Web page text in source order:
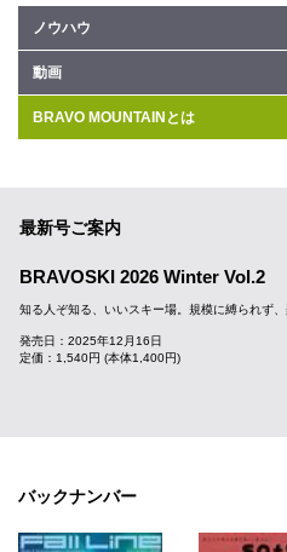
ノウハウ
動画
BRAVO MOUNTAINとは
最新号ご案内
BRAVOSKI 2026 Winter Vol.2
知る人ぞ知る、いいスキー場。規模に縛られず
発売日：2025年12月16日
定価：1,540円 (本体1,400円)
バックナンバー